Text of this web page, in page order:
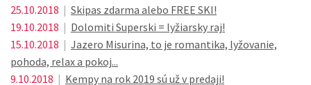
25.10.2018 | Skipas zdarma alebo FREE SKI!
19.10.2018 | Dolomiti Superski = lyžiarsky raj!
15.10.2018 | Jazero Misurina, to je romantika, lyžovanie,
pohoda, relax a pokoj...
9.10.2018 | Kempy na rok 2019 sú už v predaji!